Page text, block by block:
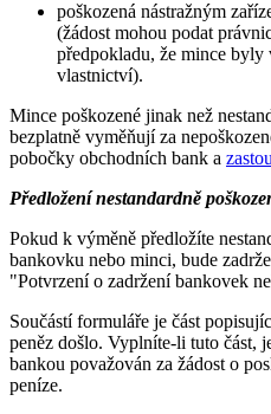
poškozená nástražným
(žádost mohou podat
předpokladu, že mince
vlastnictví).
Mince poškozené jinak než
bezplatně vyměňují za
pobočky obchodních bank a
Předložení nestandardně
Pokud k výměně předložíte
bankovku nebo minci, bude
"Potvrzení o zadržení bankovek
Součástí formuláře je část
peněz došlo. Vyplníte-li tuto část,
bankou považován za žádost o
peníze.